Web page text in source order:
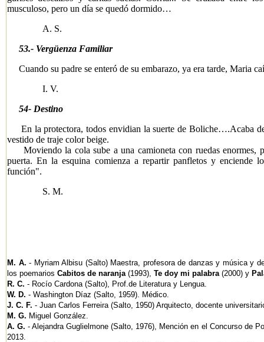
musculoso, pero un día se quedó dormido…
A. S.
53.- Vergüenza Familiar
Cuando su padre se enteró de su embarazo, ya era tarde, Maria
I. V.
54- Destino
En la protectora, todos envidian la suerte de Boliche….Acaba de
vestido de traje color beige.
Moviendo la cola sube a una camioneta con ruedas enormes,
puerta. En la esquina comienza a repartir panfletos y enciende
función".
S. M.
M. A. - Myriam Albisu (Salto) Maestra, profesora de danzas y música y
los poemarios Cabitos de naranja (1993), Te doy mi palabra (2000) y
R. C. - Rocío Cardona (Salto), Prof.de Literatura y Lengua.
W. D. - Washington Díaz (Salto, 1959). Médico.
J. C. F. - Juan Carlos Ferreira (Salto, 1950) Arquitecto, docente
M. G. Miguel González.
A. G. - Alejandra Guglielmone (Salto, 1976), Mención en el Concurso de
2013.